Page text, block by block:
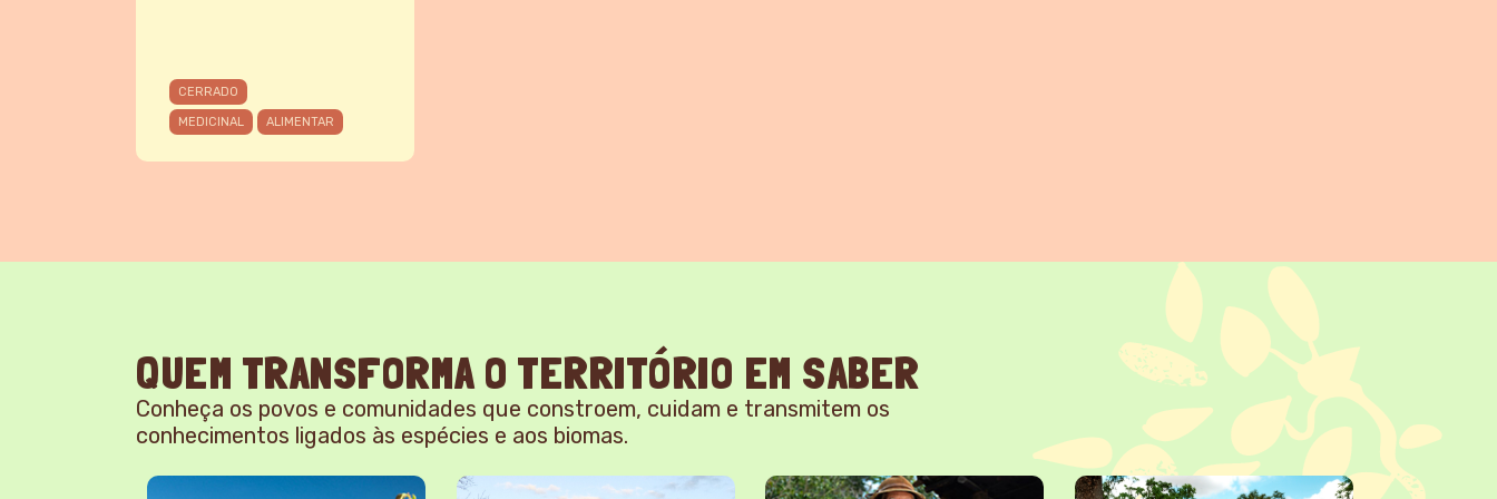
CERRADO
MEDICINAL ALIMENTAR
QUEM TRANSFORMA O TERRITÓRIO EM SABER
Conheça os povos e comunidades que constroem, cuidam e transmitem os
conhecimentos ligados às espécies e aos biomas.